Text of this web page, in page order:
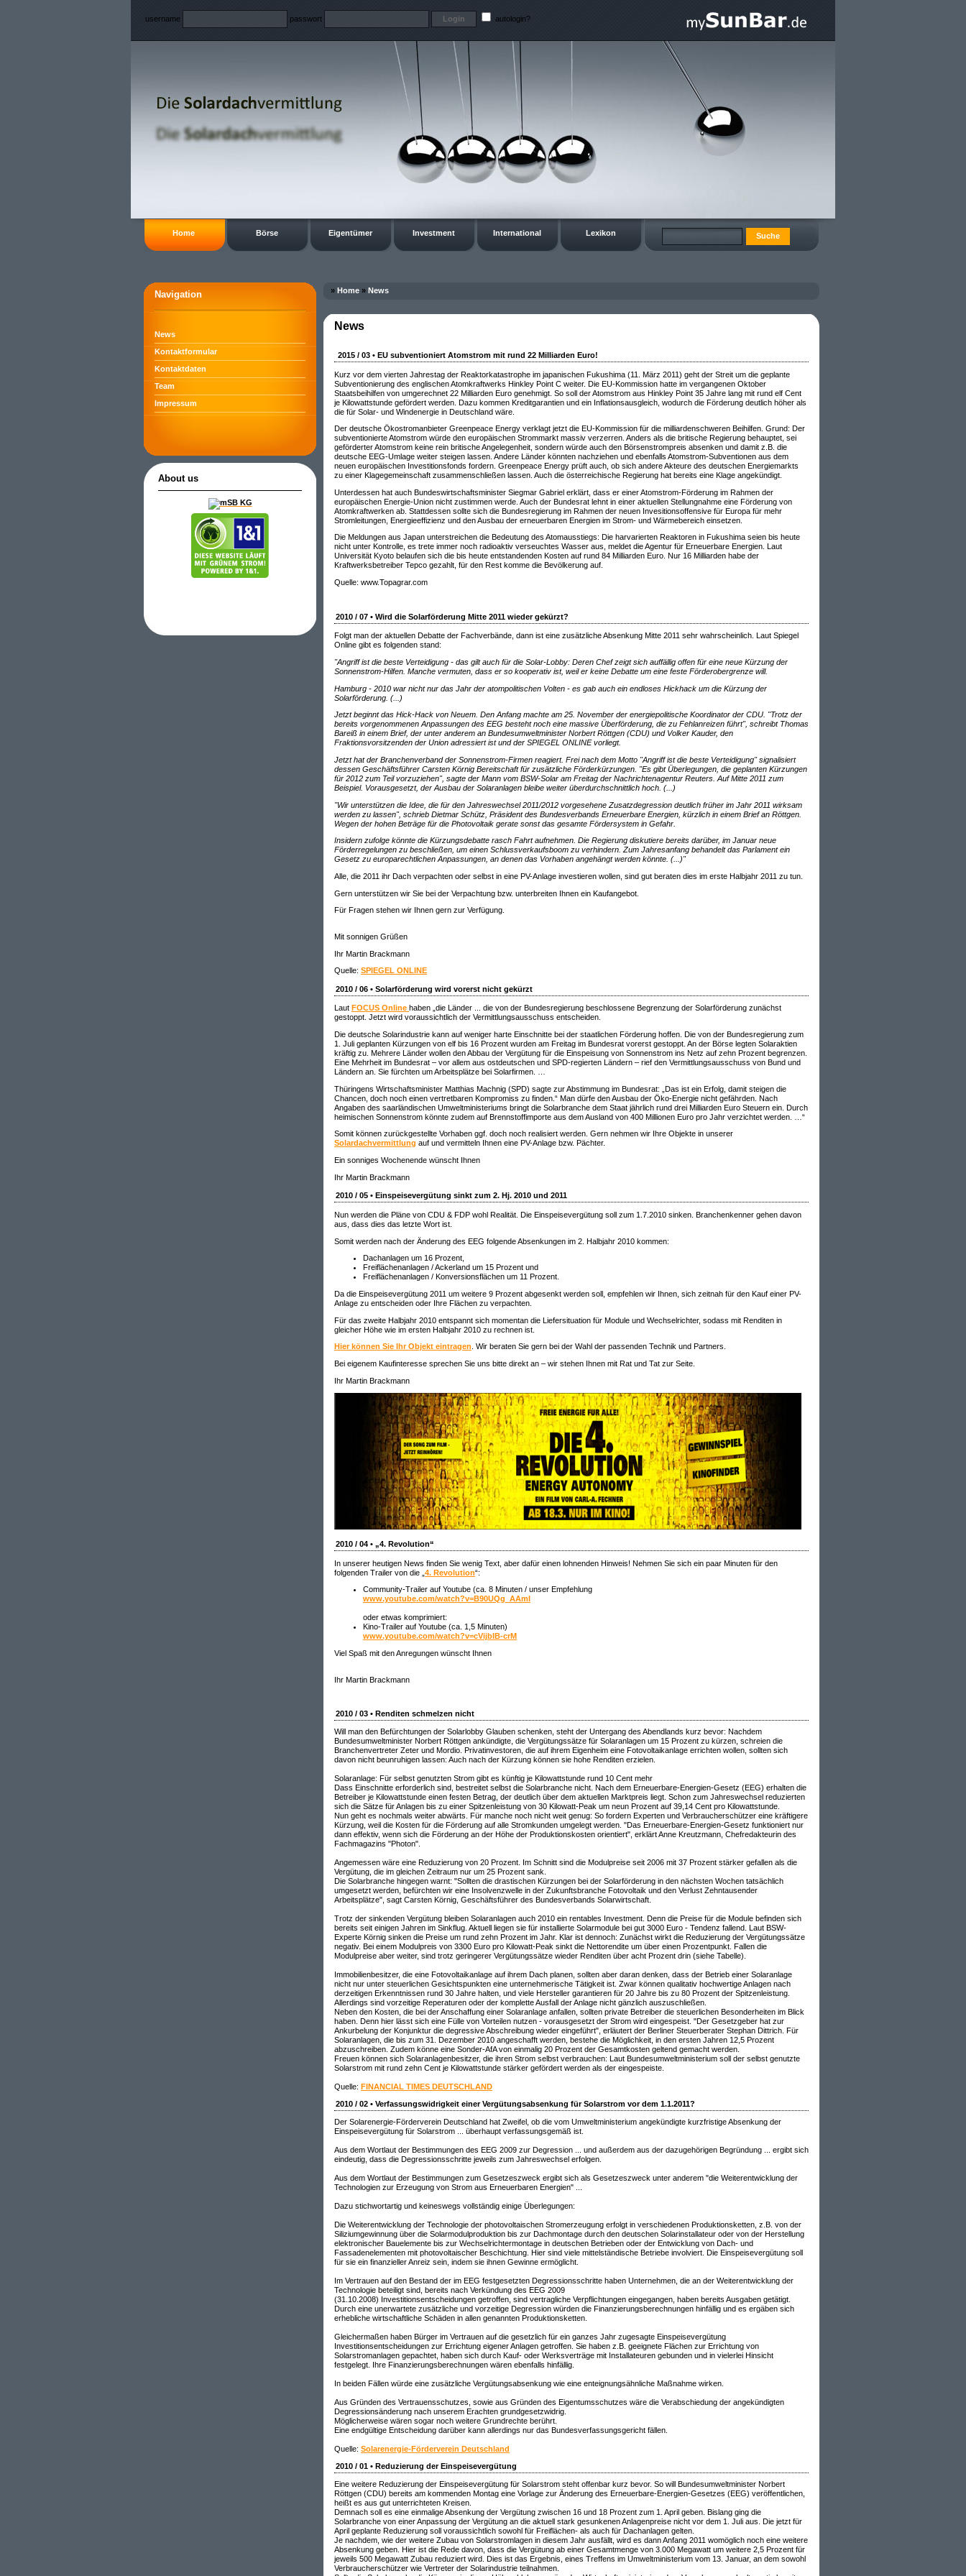
username passwort autologin?
Home Börse Eigentümer Investment International Lexikon
Navigation
News
Kontaktformular
Kontaktdaten
Team
Impressum
About us
» Home » News
News
2015 / 03 • EU subventioniert Atomstrom mit rund 22 Milliarden Euro!
Kurz vor dem vierten Jahrestag der Reaktorkatastrophe im japanischen Fukushima (11. März 2011) geht der Streit um die geplante
Subventionierung des englischen Atomkraftwerks Hinkley Point C weiter. Die EU-Kommission hatte im vergangenen Oktober
Staatsbeihilfen von umgerechnet 22 Milliarden Euro genehmigt. So soll der Atomstrom aus Hinkley Point 35 Jahre lang mit rund elf Cent
je Kilowattstunde gefördert werden. Dazu kommen Kreditgarantien und ein Inflationsausgleich, wodurch die Förderung deutlich höher als
die für Solar- und Windenergie in Deutschland wäre.
Der deutsche Ökostromanbieter Greenpeace Energy verklagt jetzt die EU-Kommission für die milliardenschweren Beihilfen. Grund: Der
subventionierte Atomstrom würde den europäischen Strommarkt massiv verzerren. Anders als die britische Regierung behauptet, sei
geförderter Atomstrom keine rein britische Angelegenheit, sondern würde auch den Börsenstrompreis absenken und damit z.B. die
deutsche EEG-Umlage weiter steigen lassen. Andere Länder könnten nachziehen und ebenfalls Atomstrom-Subventionen aus dem
neuen europäischen Investitionsfonds fordern. Greenpeace Energy prüft auch, ob sich andere Akteure des deutschen Energiemarkts
zu einer Klagegemeinschaft zusammenschließen lassen. Auch die österreichische Regierung hat bereits eine Klage angekündigt.
Unterdessen hat auch Bundeswirtschaftsminister Siegmar Gabriel erklärt, dass er einer Atomstrom-Förderung im Rahmen der
europäischen Energie-Union nicht zustimmen werde. Auch der Bundesrat lehnt in einer aktuellen Stellungnahme eine Förderung von
Atomkraftwerken ab. Stattdessen sollte sich die Bundesregierung im Rahmen der neuen Invesitionsoffensive für Europa für mehr
Stromleitungen, Energieeffizienz und den Ausbau der erneuerbaren Energien im Strom- und Wärmebereich einsetzen.
Die Meldungen aus Japan unterstreichen die Bedeutung des Atomausstiegs: Die harvarierten Reaktoren in Fukushima seien bis heute
nicht unter Kontrolle, es trete immer noch radioaktiv verseuchtes Wasser aus, meldet die Agentur für Erneuerbare Energien. Laut
Universität Kyoto belaufen sich die bis heute entstandenden Kosten auf rund 84 Milliarden Euro. Nur 16 Milliarden habe der
Kraftwerksbetreiber Tepco gezahlt, für den Rest komme die Bevölkerung auf.
Quelle: www.Topagrar.com
2010 / 07 • Wird die Solarförderung Mitte 2011 wieder gekürzt?
Folgt man der aktuellen Debatte der Fachverbände, dann ist eine zusätzliche Absenkung Mitte 2011 sehr wahrscheinlich. Laut Spiegel
Online gibt es folgenden stand:
"Angriff ist die beste Verteidigung - das gilt auch für die Solar-Lobby: Deren Chef zeigt sich auffällig offen für eine neue Kürzung der
Sonnenstrom-Hilfen. Manche vermuten, dass er so kooperativ ist, weil er keine Debatte um eine feste Förderobergrenze will.
Hamburg - 2010 war nicht nur das Jahr der atompolitischen Volten - es gab auch ein endloses Hickhack um die Kürzung der
Solarförderung. (...)
Jetzt beginnt das Hick-Hack von Neuem. Den Anfang machte am 25. November der energiepolitische Koordinator der CDU. "Trotz der
bereits vorgenommenen Anpassungen des EEG besteht noch eine massive Überförderung, die zu Fehlanreizen führt", schreibt Thomas
Bareiß in einem Brief, der unter anderem an Bundesumweltminister Norbert Röttgen (CDU) und Volker Kauder, den
Fraktionsvorsitzenden der Union adressiert ist und der SPIEGEL ONLINE vorliegt.
Jetzt hat der Branchenverband der Sonnenstrom-Firmen reagiert. Frei nach dem Motto "Angriff ist die beste Verteidigung" signalisiert
dessen Geschäftsführer Carsten Körnig Bereitschaft für zusätzliche Förderkürzungen. "Es gibt Überlegungen, die geplanten Kürzungen
für 2012 zum Teil vorzuziehen", sagte der Mann vom BSW-Solar am Freitag der Nachrichtenagentur Reuters. Auf Mitte 2011 zum
Beispiel. Vorausgesetzt, der Ausbau der Solaranlagen bleibe weiter überdurchschnittlich hoch. (...)
"Wir unterstützen die Idee, die für den Jahreswechsel 2011/2012 vorgesehene Zusatzdegression deutlich früher im Jahr 2011 wirksam
werden zu lassen", schrieb Dietmar Schütz, Präsident des Bundesverbands Erneuerbare Energien, kürzlich in einem Brief an Röttgen.
Wegen der hohen Beträge für die Photovoltaik gerate sonst das gesamte Fördersystem in Gefahr.
Insidern zufolge könnte die Kürzungsdebatte rasch Fahrt aufnehmen. Die Regierung diskutiere bereits darüber, im Januar neue
Förderregelungen zu beschließen, um einen Schlussverkaufsboom zu verhindern. Zum Jahresanfang behandelt das Parlament ein
Gesetz zu europarechtlichen Anpassungen, an denen das Vorhaben angehängt werden könnte. (...)"
Alle, die 2011 ihr Dach verpachten oder selbst in eine PV-Anlage investieren wollen, sind gut beraten dies im erste Halbjahr 2011 zu tun.
Gern unterstützen wir Sie bei der Verpachtung bzw. unterbreiten Ihnen ein Kaufangebot.
Für Fragen stehen wir Ihnen gern zur Verfügung.
Mit sonnigen Grüßen
Ihr Martin Brackmann
Quelle: SPIEGEL ONLINE
2010 / 06 • Solarförderung wird vorerst nicht gekürzt
Laut FOCUS Online haben „die Länder ... die von der Bundesregierung beschlossene Begrenzung der Solarförderung zunächst
gestoppt. Jetzt wird voraussichtlich der Vermittlungsausschuss entscheiden.
Die deutsche Solarindustrie kann auf weniger harte Einschnitte bei der staatlichen Förderung hoffen. Die von der Bundesregierung zum
1. Juli geplanten Kürzungen von elf bis 16 Prozent wurden am Freitag im Bundesrat vorerst gestoppt. An der Börse legten Solaraktien
kräftig zu. Mehrere Länder wollen den Abbau der Vergütung für die Einspeisung von Sonnenstrom ins Netz auf zehn Prozent begrenzen.
Eine Mehrheit im Bundesrat – vor allem aus ostdeutschen und SPD-regierten Ländern – rief den Vermittlungsausschuss von Bund und
Ländern an. Sie fürchten um Arbeitsplätze bei Solarfirmen. …
Thüringens Wirtschaftsminister Matthias Machnig (SPD) sagte zur Abstimmung im Bundesrat: „Das ist ein Erfolg, damit steigen die
Chancen, doch noch einen vertretbaren Kompromiss zu finden.“ Man dürfe den Ausbau der Öko-Energie nicht gefährden. Nach
Angaben des saarländischen Umweltministeriums bringt die Solarbranche dem Staat jährlich rund drei Milliarden Euro Steuern ein. Durch
heimischen Sonnenstrom könnte zudem auf Brennstoffimporte aus dem Ausland von 400 Millionen Euro pro Jahr verzichtet werden. …“
Somit können zurückgestellte Vorhaben ggf. doch noch realisiert werden. Gern nehmen wir Ihre Objekte in unserer
Solardachvermittlung auf und vermitteln Ihnen eine PV-Anlage bzw. Pächter.
Ein sonniges Wochenende wünscht Ihnen
Ihr Martin Brackmann
2010 / 05 • Einspeisevergütung sinkt zum 2. Hj. 2010 und 2011
Nun werden die Pläne von CDU & FDP wohl Realität. Die Einspeisevergütung soll zum 1.7.2010 sinken. Branchenkenner gehen davon
aus, dass dies das letzte Wort ist.
Somit werden nach der Änderung des EEG folgende Absenkungen im 2. Halbjahr 2010 kommen:
Dachanlagen um 16 Prozent,
Freiflächenanlagen / Ackerland um 15 Prozent und
Freiflächenanlagen / Konversionsflächen um 11 Prozent.
Da die Einspeisevergütung 2011 um weitere 9 Prozent abgesenkt werden soll, empfehlen wir Ihnen, sich zeitnah für den Kauf einer PV-
Anlage zu entscheiden oder Ihre Flächen zu verpachten.
Für das zweite Halbjahr 2010 entspannt sich momentan die Liefersituation für Module und Wechselrichter, sodass mit Renditen in
gleicher Höhe wie im ersten Halbjahr 2010 zu rechnen ist.
Hier können Sie Ihr Objekt eintragen . Wir beraten Sie gern bei der Wahl der passenden Technik und Partners.
Bei eigenem Kaufinteresse sprechen Sie uns bitte direkt an – wir stehen Ihnen mit Rat und Tat zur Seite.
Ihr Martin Brackmann
2010 / 04 • „4. Revolution“
In unserer heutigen News finden Sie wenig Text, aber dafür einen lohnenden Hinweis! Nehmen Sie sich ein paar Minuten für den
folgenden Trailer von die „ 4. Revolution“:
Community-Trailer auf Youtube (ca. 8 Minuten / unser Empfehlung
www.youtube.com/watch?v=B90UQg_AAmI
oder etwas komprimiert:
Kino-Trailer auf Youtube (ca. 1,5 Minuten)
www.youtube.com/watch?v=cVijbIB-crM
Viel Spaß mit den Anregungen wünscht Ihnen
Ihr Martin Brackmann
2010 / 03 • Renditen schmelzen nicht
Will man den Befürchtungen der Solarlobby Glauben schenken, steht der Untergang des Abendlands kurz bevor: Nachdem
Bundesumweltminister Norbert Röttgen ankündigte, die Vergütungssätze für Solaranlagen um 15 Prozent zu kürzen, schreien die
Branchenvertreter Zeter und Mordio. Privatinvestoren, die auf ihrem Eigenheim eine Fotovoltaikanlage errichten wollen, sollten sich
davon nicht beunruhigen lassen: Auch nach der Kürzung können sie hohe Renditen erzielen.
Solaranlage: Für selbst genutzten Strom gibt es künftig je Kilowattstunde rund 10 Cent mehr
Dass Einschnitte erforderlich sind, bestreitet selbst die Solarbranche nicht. Nach dem Erneuerbare-Energien-Gesetz (EEG) erhalten die
Betreiber je Kilowattstunde einen festen Betrag, der deutlich über dem aktuellen Marktpreis liegt. Schon zum Jahreswechsel reduzierten
sich die Sätze für Anlagen bis zu einer Spitzenleistung von 30 Kilowatt-Peak um neun Prozent auf 39,14 Cent pro Kilowattstunde.
Nun geht es nochmals weiter abwärts. Für manche noch nicht weit genug: So fordern Experten und Verbraucherschützer eine kräftigere
Kürzung, weil die Kosten für die Förderung auf alle Stromkunden umgelegt werden. "Das Erneuerbare-Energien-Gesetz funktioniert nur
dann effektiv, wenn sich die Förderung an der Höhe der Produktionskosten orientiert", erklärt Anne Kreutzmann, Chefredakteurin des
Fachmagazins "Photon".
Angemessen wäre eine Reduzierung von 20 Prozent. Im Schnitt sind die Modulpreise seit 2006 mit 37 Prozent stärker gefallen als die
Vergütung, die im gleichen Zeitraum nur um 25 Prozent sank.
Die Solarbranche hingegen warnt: "Sollten die drastischen Kürzungen bei der Solarförderung in den nächsten Wochen tatsächlich
umgesetzt werden, befürchten wir eine Insolvenzwelle in der Zukunftsbranche Fotovoltaik und den Verlust Zehntausender
Arbeitsplätze", sagt Carsten Körnig, Geschäftsführer des Bundesverbands Solarwirtschaft.
Trotz der sinkenden Vergütung bleiben Solaranlagen auch 2010 ein rentables Investment. Denn die Preise für die Module befinden sich
bereits seit einigen Jahren im Sinkflug. Aktuell liegen sie für installierte Solarmodule bei gut 3000 Euro - Tendenz fallend. Laut BSW-
Experte Körnig sinken die Preise um rund zehn Prozent im Jahr. Klar ist dennoch: Zunächst wirkt die Reduzierung der Vergütungssätze
negativ. Bei einem Modulpreis von 3300 Euro pro Kilowatt-Peak sinkt die Nettorendite um über einen Prozentpunkt. Fallen die
Modulpreise aber weiter, sind trotz geringerer Vergütungssätze wieder Renditen über acht Prozent drin (siehe Tabelle).
Immobilienbesitzer, die eine Fotovoltaikanlage auf ihrem Dach planen, sollten aber daran denken, dass der Betrieb einer Solaranlage
nicht nur unter steuerlichen Gesichtspunkten eine unternehmerische Tätigkeit ist. Zwar können qualitativ hochwertige Anlagen nach
derzeitigen Erkenntnissen rund 30 Jahre halten, und viele Hersteller garantieren für 20 Jahre bis zu 80 Prozent der Spitzenleistung.
Allerdings sind vorzeitige Reperaturen oder der komplette Ausfall der Anlage nicht gänzlich auszuschließen.
Neben den Kosten, die bei der Anschaffung einer Solaranlage anfallen, sollten private Betreiber die steuerlichen Besonderheiten im Blick
haben. Denn hier lässt sich eine Fülle von Vorteilen nutzen - vorausgesetzt der Strom wird eingespeist. "Der Gesetzgeber hat zur
Ankurbelung der Konjunktur die degressive Abschreibung wieder eingeführt", erläutert der Berliner Steuerberater Stephan Dittrich. Für
Solaranlagen, die bis zum 31. Dezember 2010 angeschafft werden, bestehe die Möglichkeit, in den ersten Jahren 12,5 Prozent
abzuschreiben. Zudem könne eine Sonder-AfA von einmalig 20 Prozent der Gesamtkosten geltend gemacht werden.
Freuen können sich Solaranlagenbesitzer, die ihren Strom selbst verbrauchen: Laut Bundesumweltministerium soll der selbst genutzte
Solarstrom mit rund zehn Cent je Kilowattstunde stärker gefördert werden als der eingespeiste.
Quelle: FINANCIAL TIMES DEUTSCHLAND
2010 / 02 • Verfassungswidrigkeit einer Vergütungsabsenkung für Solarstrom vor dem 1.1.2011?
Der Solarenergie-Förderverein Deutschland hat Zweifel, ob die vom Umweltministerium angekündigte kurzfristige Absenkung der
Einspeisevergütung für Solarstrom ... überhaupt verfassungsgemäß ist.
Aus dem Wortlaut der Bestimmungen des EEG 2009 zur Degression ... und außerdem aus der dazugehörigen Begründung ... ergibt sich
eindeutig, dass die Degressionsschritte jeweils zum Jahreswechsel erfolgen.
Aus dem Wortlaut der Bestimmungen zum Gesetzeszweck ergibt sich als Gesetzeszweck unter anderem "die Weiterentwicklung der
Technologien zur Erzeugung von Strom aus Erneuerbaren Energien" ...
Dazu stichwortartig und keineswegs vollständig einige Überlegungen:
Die Weiterentwicklung der Technologie der photovoltaischen Stromerzeugung erfolgt in verschiedenen Produktionsketten, z.B. von der
Siliziumgewinnung über die Solarmodulproduktion bis zur Dachmontage durch den deutschen Solarinstallateur oder von der Herstellung
elektronischer Bauelemente bis zur Wechselrichtermontage in deutschen Betrieben oder der Entwicklung von Dach- und
Fassadenelementen mit photovoltaischer Beschichtung. Hier sind viele mittelständische Betriebe involviert. Die Einspeisevergütung soll
für sie ein finanzieller Anreiz sein, indem sie ihnen Gewinne ermöglicht.
Im Vertrauen auf den Bestand der im EEG festgesetzten Degressionsschritte haben Unternehmen, die an der Weiterentwicklung der
Technologie beteiligt sind, bereits nach Verkündung des EEG 2009
(31.10.2008) Investitionsentscheidungen getroffen, sind vertragliche Verpflichtungen eingegangen, haben bereits Ausgaben getätigt.
Durch eine unerwartete zusätzliche und vorzeitige Degression würden die Finanzierungsberechnungen hinfällig und es ergäben sich
erhebliche wirtschaftliche Schäden in allen genannten Produktionsketten.
Gleichermaßen haben Bürger im Vertrauen auf die gesetzlich für ein ganzes Jahr zugesagte Einspeisevergütung
Investitionsentscheidungen zur Errichtung eigener Anlagen getroffen. Sie haben z.B. geeignete Flächen zur Errichtung von
Solarstromanlagen gepachtet, haben sich durch Kauf- oder Werksverträge mit Installateuren gebunden und in vielerlei Hinsicht
festgelegt. Ihre Finanzierungsberechnungen wären ebenfalls hinfällig.
In beiden Fällen würde eine zusätzliche Vergütungsabsenkung wie eine enteignungsähnliche Maßnahme wirken.
Aus Gründen des Vertrauensschutzes, sowie aus Gründen des Eigentumsschutzes wäre die Verabschiedung der angekündigten
Degressionsänderung nach unserem Erachten grundgesetzwidrig.
Möglicherweise wären sogar noch weitere Grundrechte berührt.
Eine endgültige Entscheidung darüber kann allerdings nur das Bundesverfassungsgericht fällen.
Quelle: Solarenergie-Förderverein Deutschland
2010 / 01 • Reduzierung der Einspeisevergütung
Eine weitere Reduzierung der Einspeisevergütung für Solarstrom steht offenbar kurz bevor. So will Bundesumweltminister Norbert
Röttgen (CDU) bereits am kommenden Montag eine Vorlage zur Änderung des Erneuerbare-Energien-Gesetzes (EEG) veröffentlichen,
heißt es aus gut unterrichteten Kreisen.
Demnach soll es eine einmalige Absenkung der Vergütung zwischen 16 und 18 Prozent zum 1. April geben. Bislang ging die
Solarbranche von einer Anpassung der Vergütung an die aktuell stark gesunkenen Anlagenpreise nicht vor dem 1. Juli aus. Die jetzt für
April geplante Reduzierung soll voraussichtlich sowohl für Freiflächen- als auch für Dachanlagen gelten.
Je nachdem, wie der weitere Zubau von Solarstromlagen in diesem Jahr ausfällt, wird es dann Anfang 2011 womöglich noch eine weitere
Absenkung geben. Hier ist die Rede davon, dass die Vergütung ab einer Gesamtmenge von 3.000 Megawatt um weitere 2,5 Prozent für
jeweils 500 Megawatt Zubau reduziert wird. Dies ist das Ergebnis, eines Treffens im Umweltministerium vom 13. Januar, an dem sowohl
Verbraucherschützer wie Vertreter der Solarindustrie teilnahmen.